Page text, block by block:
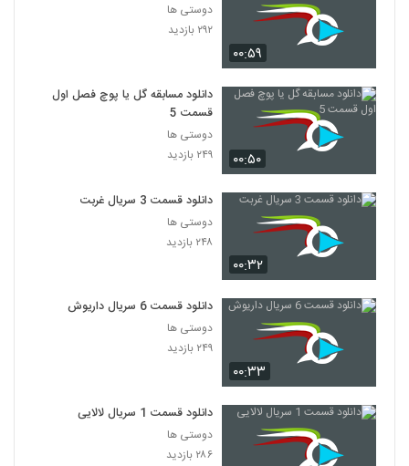
۰۰:۵۹
دوستی ها
۲۹۲ بازدید
۰۰:۵۰
دانلود مسابقه گل یا پوچ فصل اول
قسمت 5
دوستی ها
۲۴۹ بازدید
۰۰:۳۲
دانلود قسمت 3 سریال غربت
دوستی ها
۲۴۸ بازدید
۰۰:۳۳
دانلود قسمت 6 سریال داریوش
دوستی ها
۲۴۹ بازدید
دانلود قسمت 1 سریال لالایی
دوستی ها
۲۸۶ بازدید